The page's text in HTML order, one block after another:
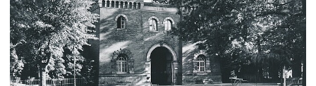
Yкраїнський
Русский